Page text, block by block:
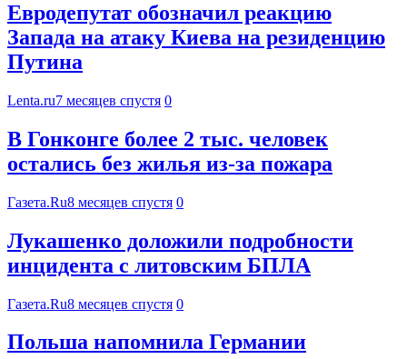
Евродепутат обозначил реакцию
Запада на атаку Киева на резиденцию
Путина
Lenta.ru7 месяцев спустя 0
В Гонконге более 2 тыс. человек
остались без жилья из-за пожара
Газета.Ru8 месяцев спустя 0
Лукашенко доложили подробности
инцидента с литовским БПЛА
Газета.Ru8 месяцев спустя 0
Польша напомнила Германии